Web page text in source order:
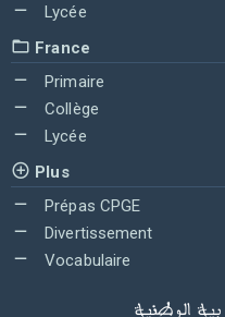
Lycée
France
Primaire
Collège
Lycée
Plus
Prépas CPGE
Divertissement
Vocabulaire